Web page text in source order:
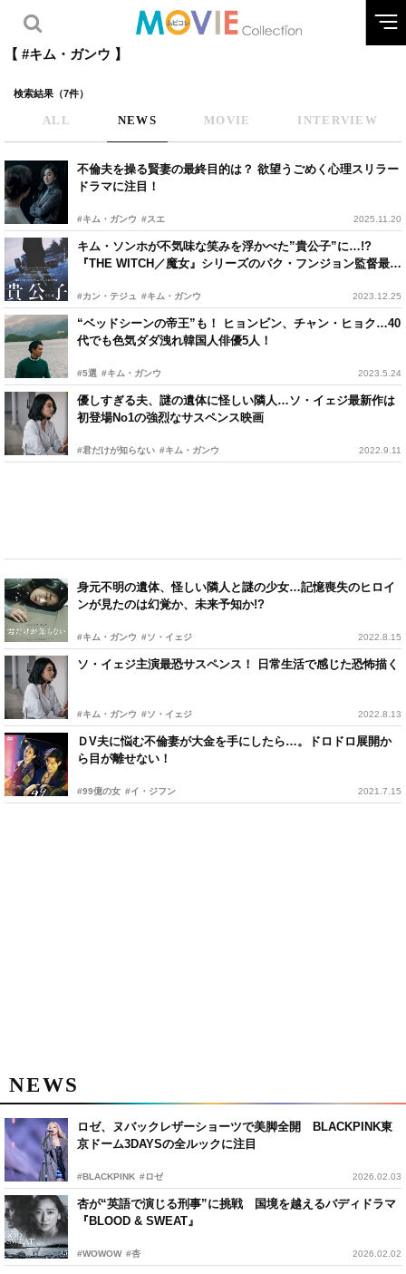
【 #キム・ガンウ 】
検索結果（7件）
ALL NEWS MOVIE INTERVIEW
不倫夫を操る賢妻の最終目的は？ 欲望うごめく心理スリラー
ドラマに注目！
#キム・ガンウ #スエ 2025.11.20
キム・ソンホが不気味な笑みを浮かべた”貴公子”に…!?
『THE WITCH／魔女』シリーズのパク・フンジョン監督最新
#カン・テジュ #キム・ガンウ 2023.12.25
“ベッドシーンの帝王”も！ ヒョンビン、チャン・ヒョク…40
代でも色気ダダ洩れ韓国人俳優5人！
#5選 #キム・ガンウ 2023.5.24
優しすぎる夫、謎の遺体に怪しい隣人…ソ・イェジ最新作は
初登場No1の強烈なサスペンス映画
#君だけが知らない #キム・ガンウ 2022.9.11
身元不明の遺体、怪しい隣人と謎の少女…記憶喪失のヒロイ
ンが見たのは幻覚か、未来予知か!?
#キム・ガンウ #ソ・イェジ 2022.8.15
ソ・イェジ主演最恐サスペンス！ 日常生活で感じた恐怖描く
#キム・ガンウ #ソ・イェジ 2022.8.13
ＤV夫に悩む不倫妻が大金を手にしたら…。ドロドロ展開か
ら目が離せない！
#99億の女 #イ・ジフン 2021.7.15
NEWS
ロゼ、ヌバックレザーショーツで美脚全開 BLACKPINK東
京ドーム3DAYSの全ルックに注目
#BLACKPINK #ロゼ 2026.02.03
杏が“英語で演じる刑事”に挑戦 国境を越えるバディドラマ
『BLOOD & SWEAT』
#WOWOW #杏 2026.02.02